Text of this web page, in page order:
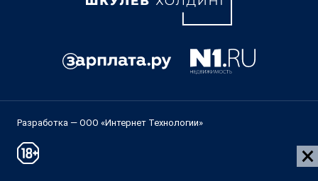
Разработка — ООО «Интернет Технологии»